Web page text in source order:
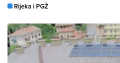
Rijeka i PGŽ